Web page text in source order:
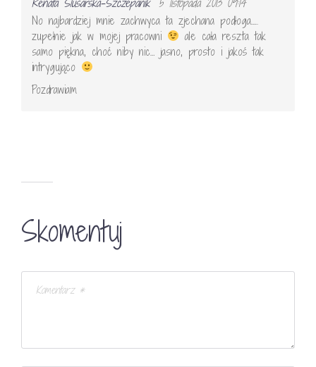
No najbardziej mnie zachwyca ta zjechana podłoga…..
zupełnie jak w mojej pracowni
ale cała reszta tak
samo piękna, choć niby nic… jasno, prosto i jakoś tak
intrygująco
Pozdrawiam
Skomentuj